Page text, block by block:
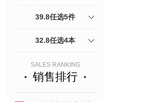
杂志1本加5折页明信片
39.8任选5件
32.8任选4本
SALES RANKING
销售排行